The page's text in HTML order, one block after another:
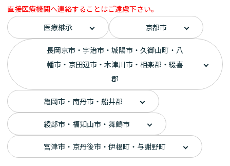
直接医療機関へ連絡することはご遠慮下さい。
医療継承
京都市
長岡京市・宇治市・城陽市・久御山町・八
幡市・京田辺市・木津川市・相楽郡・綴喜
郡
亀岡市・南丹市・船井郡
綾部市・福知山市・舞鶴市
宮津市・京丹後市・伊根町・与謝野町